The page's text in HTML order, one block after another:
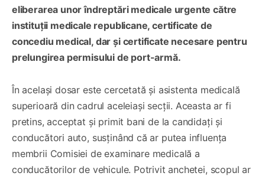
eliberarea unor îndreptări medicale urgente către
instituții medicale republicane, certificate de
concediu medical, dar și certificate necesare pentru
prelungirea permisului de port-armă.
În același dosar este cercetată și asistenta medicală
superioară din cadrul aceleiași secții. Aceasta ar fi
pretins, acceptat și primit bani de la candidați și
conducători auto, susținând că ar putea influența
membrii Comisiei de examinare medicală a
conducătorilor de vehicule. Potrivit anchetei, scopul ar